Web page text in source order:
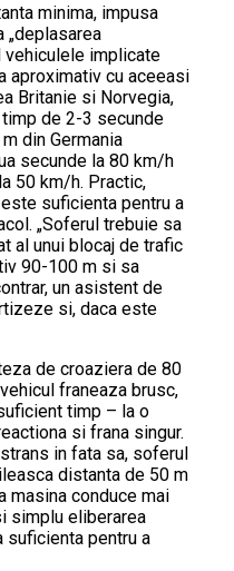
minima, impusa
„deplasarea
vehiculele implicate
aproximativ cu aceeasi
Britanie si Norvegia,
de 2-3 secunde
din Germania
secunde la 80 km/h
50 km/h. Practic,
suficienta pentru a
„Soferul trebuie sa
al unui blocaj de trafic
90-100 m si sa
un asistent de
si, daca este
de croaziera de 80
franeaza brusc,
timp – la o
si frana singur.
in fata sa, soferul
distanta de 50 m
masina conduce mai
simplu eliberarea
suficienta pentru a